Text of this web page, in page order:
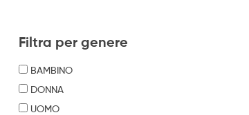
Filtra per genere
BAMBINO
DONNA
UOMO